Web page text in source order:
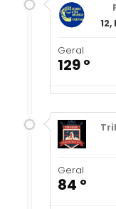
Geral
129 º
Geral
84 º